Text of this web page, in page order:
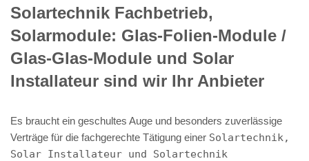
Solartechnik Fachbetrieb,
Solarmodule: Glas-Folien-Module /
Glas-Glas-Module und Solar
Installateur sind wir Ihr Anbieter
Es braucht ein geschultes Auge und besonders zuverlässige
Verträge für die fachgerechte Tätigung einer Solartechnik,
Solar Installateur und Solartechnik